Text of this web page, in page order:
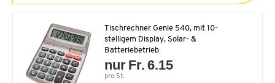
Tischrechner Genie 540, mit 10-
stelligem Display, Solar- &
Batteriebetrieb
nur Fr. 6.15
pro St.